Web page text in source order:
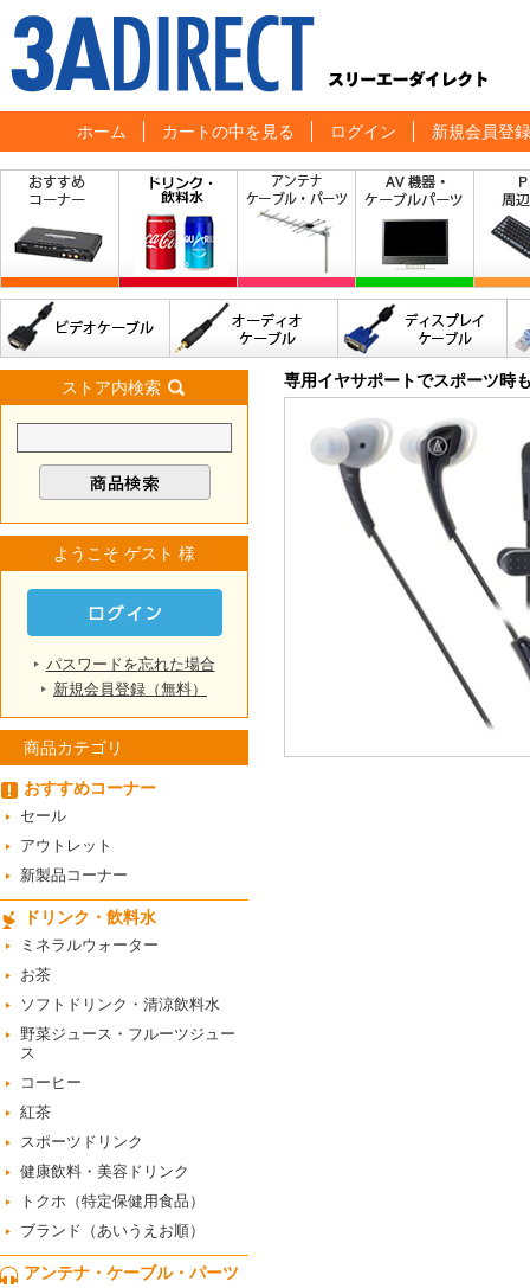
ホーム カートの中を見る ログイン 新規会員登録
ストア内検索
ようこそ ゲスト 様
パスワードを忘れた場合
新規会員登録（無料）
商品カテゴリ
おすすめコーナー
セール
アウトレット
新製品コーナー
ドリンク・飲料水
ミネラルウォーター
お茶
ソフトドリンク・清涼飲料水
野菜ジュース・フルーツジュー
ス
コーヒー
紅茶
スポーツドリンク
健康飲料・美容ドリンク
トクホ（特定保健用食品）
ブランド（あいうえお順）
アンテナ・ケーブル・パーツ
専用イヤサポートでスポーツ時